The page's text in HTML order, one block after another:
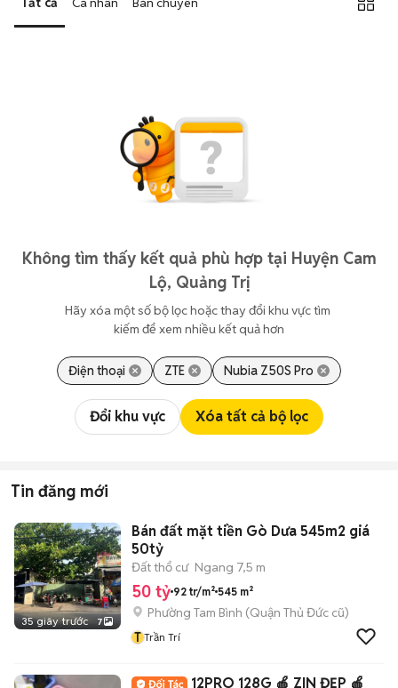
Không tìm thấy kết quả phù hợp tại Huyện Cam
Lộ, Quảng Trị
Hãy xóa một số bộ lọc hoặc thay đổi khu vực tìm
kiếm để xem nhiều kết quả hơn
Điện thoại ZTE Nubia Z50S Pro
Đổi khu vực Xóa tất cả bộ lọc
Tin đăng mới
35 giây trước 7
Bán đất mặt tiền Gò Dưa 545m2 giá
50tỷ
Đất thổ cư Ngang 7,5 m
50 tỷ 92 tr/m² 545 m²
Phường Tam Bình (Quận Thủ Đức cũ)
T Trần Trí
12PRO 128G 🍎 ZIN ĐẸP 🍎